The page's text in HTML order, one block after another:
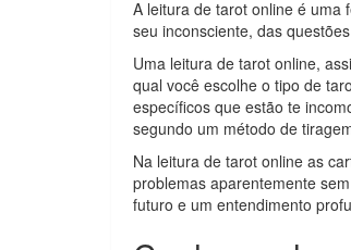
A leitura de tarot online é uma
seu inconsciente, das
Uma leitura de tarot online,
qual você escolhe o tipo de
específicos que estão te
segundo um método de
Na leitura de tarot online as
problemas aparentemente
futuro e um entendimento